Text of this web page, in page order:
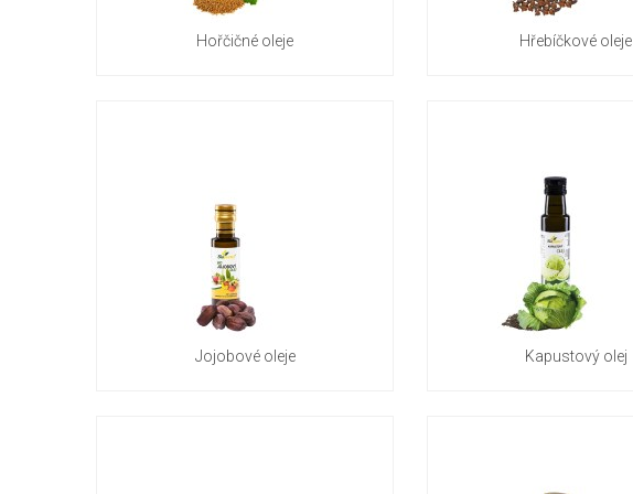
Hořčičné oleje Hřebíčkové oleje
Jojobové oleje Kapustový olej